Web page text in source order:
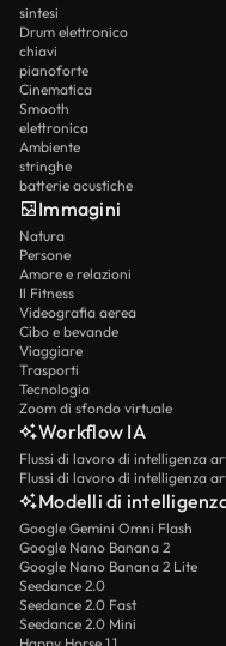
sintesi
Drum elettronico
chiavi
pianoforte
Cinematica
Smooth
elettronica
Ambiente
stringhe
batterie acustiche
Immagini
Natura
Persone
Amore e relazioni
Il Fitness
Videografia aerea
Cibo e bevande
Viaggiare
Trasporti
Tecnologia
Zoom di sfondo virtuale
Workflow IA
Flussi di lavoro di intelligenza
Modelli di
Google Gemini Omni Flash
Google Nano Banana 2
Google Nano Banana 2 Lite
Seedance 2.0
Seedance 2.0 Fast
Seedance 2.0 Mini